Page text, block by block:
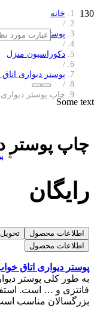
Some text
خانه
/
پوستر دیواری
/
دکوراسیون منزل
/
پوستر دیواری
/
چاپ پوستر دیواری
چاپ پوستر
رایگان
اطلاعات محصول
تحویل
اطلاعات محصول
پوستر دیواری اتاق
به طور کلی پوستر
فانتزی و … است.
بزرگسالان مناسب